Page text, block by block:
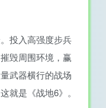
投入高强度步兵
毁周围环境，赢
武器横行的战场
就是《战地6》。